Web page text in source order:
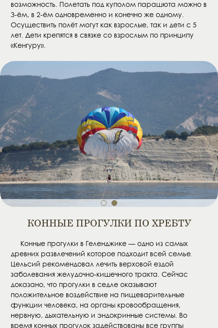
возможность. Полетать под куполом парашюта можно в
3-ём, в 2-ём одновременно и конечно же одному.
Осуществить полёт могут как взрослые, так и дети с 5
лет. Дети крепятся в связке со взрослым по принципу
«Кенгуру».
КОННЫЕ ПРОГУЛКИ ПО ХРЕБТУ
Конные прогулки в Геленджике — одно из самых
древних развлечений которое подходит всей семье.
Цельсий рекомендовал лечить верховой ездой
заболевания желудочно-кишечного тракта. Сейчас
доказано, что прогулки в седле оказывают
положительное воздействие на пищеварительные
функции человека, на органы кровообращения,
нервную, дыхательную и эндокринные системы. Во
время конных прогулок задействованы все группы